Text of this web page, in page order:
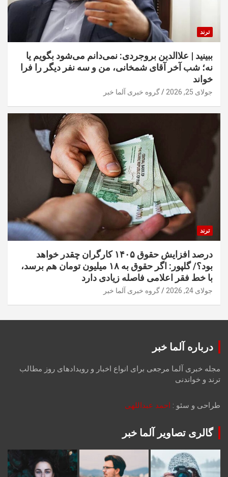
ترند
ببینید | علاالدین بروجردی: نمی‌دانم می‌شود بگویم یا
نه؛ شب آخر آقای شمخانی، من و سه نفر دیگر را فرا
خواند
جولای 25, 2026 گروه خبری آلما خبر
ترند
درصد افزایش حقوق ۱۴۰۵ کارگران چقدر خواهد
بود؟/ گلپور: اگر حقوق به ۱۸ میلیون تومان هم برسد،
با خط فقر اعلامی فاصله زیادی دارد
جولای 24, 2026 گروه خبری آلما خبر
درباره آلما خبر
مجله خبری آلما مرجعی برای انواع اخبار و رویدادهای روز مطالب
ترند و خواندنی
طراحی و سئو : احمد عبداللهی
گالری تصاویر آلما خبر